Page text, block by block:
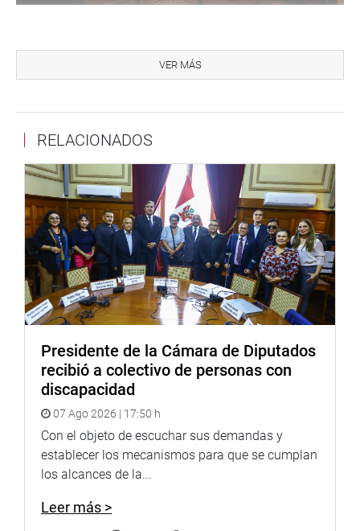
titular del Parlamento e instó para que la ley se cumpla
por ser de justicia. Manifestó que la norma beneficia, en
“A un año de esta ley son más de 11 mil trabajadores de
seguridad social que siguen despedidos. El Poder
Ejecutivo y EsSalud se burlan de la ley”, puntualizó.
También asistieron el congresista Américo Gonza Castillo
(PL), el decano del Colegio de Enfermeros y el decano del
Colegio Químico Farmacéutico.
OFICINA DE COMUNICACIONES E IMAGEN
INSTITUCIONAL
VER MÁS
RELACIONADOS
Presidente de la Cámara de Diputados
recibió a colectivo de personas con
discapacidad
07 Ago 2026 | 17:50 h
Con el objeto de escuchar sus demandas y
establecer los mecanismos para que se cumplan
los alcances de la...
Leer más >